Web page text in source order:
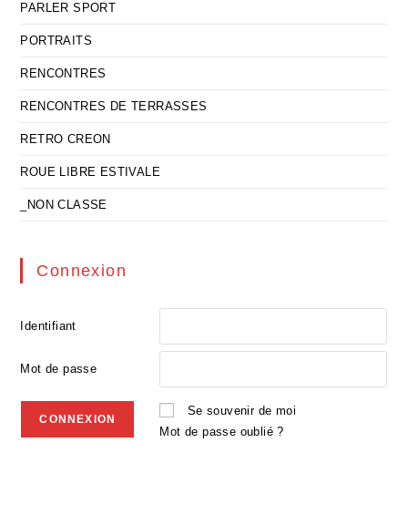
PARLER SPORT
PORTRAITS
RENCONTRES
RENCONTRES DE TERRASSES
RETRO CREON
ROUE LIBRE ESTIVALE
_NON CLASSE
Connexion
Identifiant
Mot de passe
Se souvenir de moi
Mot de passe oublié ?